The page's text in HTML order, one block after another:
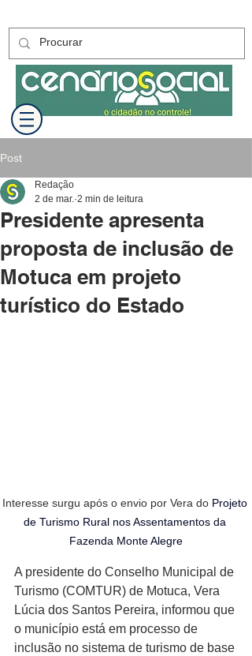
Post
Presidente apresenta
proposta de inclusão de
Motuca em projeto
turístico do Estado
Redação
2 de mar. 2 min de leitura
Interesse surgu após o envio por Vera do Projeto
de Turismo Rural nos Assentamentos da
Fazenda Monte Alegre
A presidente do Conselho Municipal de
Turismo (COMTUR) de Motuca, Vera
Lúcia dos Santos Pereira, informou que
o município está em processo de
inclusão no sistema de turismo de base